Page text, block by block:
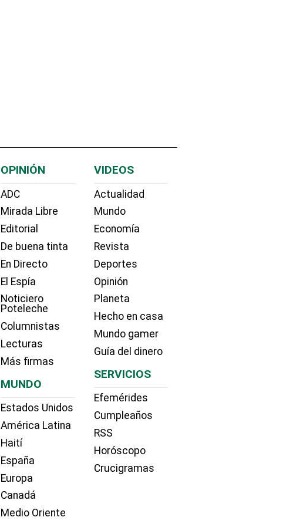
OPINIÓN
ADC
Mirada Libre
Editorial
De buena tinta
En Directo
El Espía
Noticiero
Poteleche
Columnistas
Lecturas
Más firmas
MUNDO
Estados Unidos
América Latina
Haití
España
Europa
Canadá
Medio Oriente
VIDEOS
Actualidad
Mundo
Economía
Revista
Deportes
Opinión
Planeta
Hecho en casa
Mundo gamer
Guía del dinero
SERVICIOS
Efemérides
Cumpleaños
RSS
Horóscopo
Crucigramas